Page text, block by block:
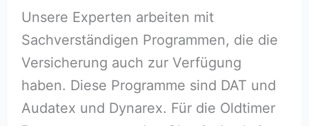
Unsere Experten arbeiten mit
Sachverständigen Programmen, die die
Versicherung auch zur Verfügung
haben. Diese Programme sind DAT und
Audatex und Dynarex. Für die Oldtimer